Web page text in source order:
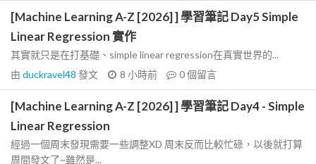
[Machine Learning A-Z [2026] ] 學習筆記 Day5 Simple
Linear Regression 實作
其實就只是在打基礎、simple linear regression在真實世界的...
由 duckravel48 發文 8 小時前 0個留言
[Machine Learning A-Z [2026] ] 學習筆記 Day4 - Simple
Linear Regression
經過一個周末發現需要一些調整XD 周末反而比較忙碌，以後就打算
周間發文了~雖然是...